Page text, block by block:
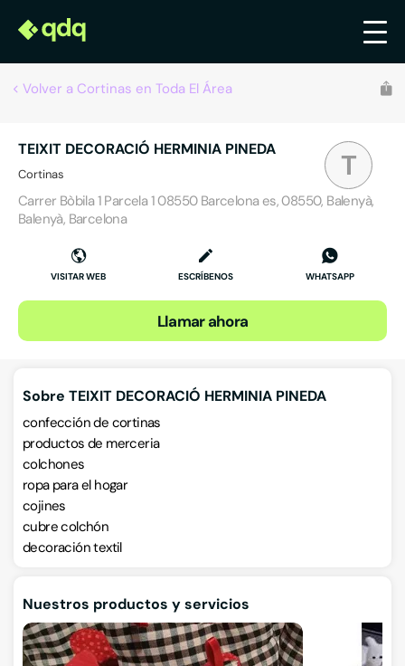
Volver a Cortinas en Toda El Área
T
TEIXIT DECORACIÓ HERMINIA PINEDA
Cortinas
Carrer Bòbila 1 Parcela 1 08550 Barcelona es, 08550, Balenyà,
Balenyà, Barcelona
VISITAR WEB ESCRÍBENOS WHATSAPP
Llamar ahora
Sobre TEIXIT DECORACIÓ HERMINIA PINEDA
confección de cortinas
productos de merceria
colchones
ropa para el hogar
cojines
cubre colchón
decoración textil
Nuestros productos y servicios